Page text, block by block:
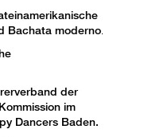
Bachata moderno
der
im
Dancers Baden.